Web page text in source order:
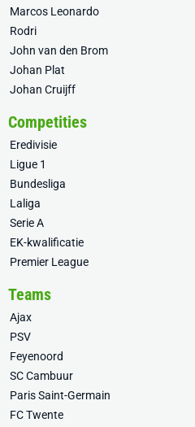
Marcos Leonardo
Rodri
John van den Brom
Johan Plat
Johan Cruijff
Competities
Eredivisie
Ligue 1
Bundesliga
Laliga
Serie A
EK-kwalificatie
Premier League
Teams
Ajax
PSV
Feyenoord
SC Cambuur
Paris Saint-Germain
FC Twente